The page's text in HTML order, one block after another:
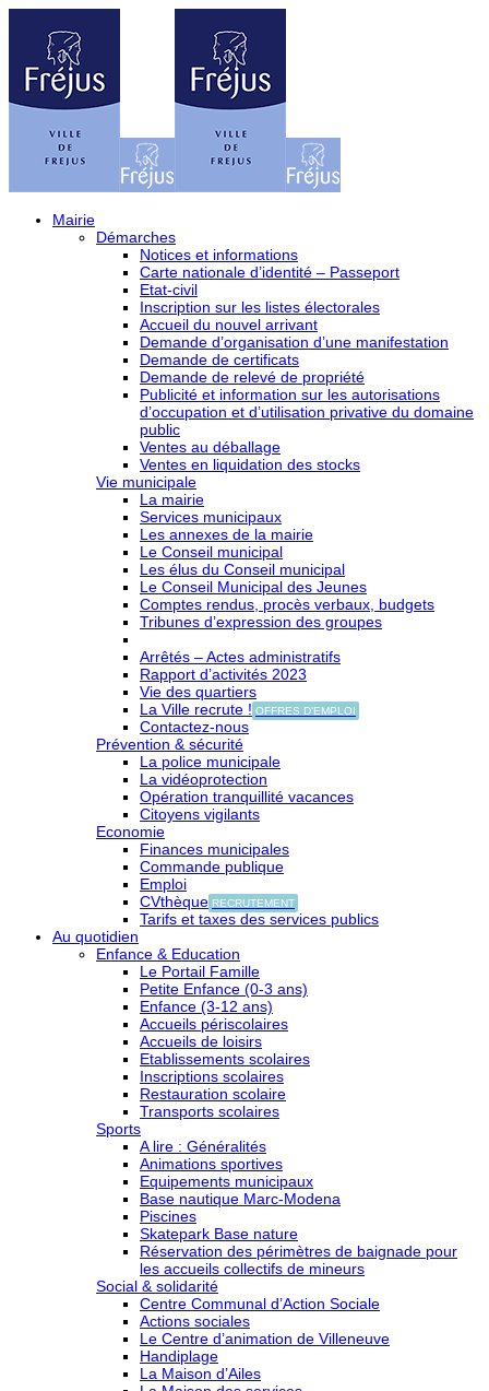
Mairie
Démarches
Notices et informations
Carte nationale d’identité – Passeport
Etat-civil
Inscription sur les listes électorales
Accueil du nouvel arrivant
Demande d’organisation d’une manifestation
Demande de certificats
Demande de relevé de propriété
Publicité et information sur les autorisations
d’occupation et d’utilisation privative du domaine
public
Ventes au déballage
Ventes en liquidation des stocks
Vie municipale
La mairie
Services municipaux
Les annexes de la mairie
Le Conseil municipal
Les élus du Conseil municipal
Le Conseil Municipal des Jeunes
Comptes rendus, procès verbaux, budgets
Tribunes d’expression des groupes
Arrêtés – Actes administratifs
Rapport d’activités 2023
Vie des quartiers
La Ville recrute ! OFFRES D'EMPLOI
Contactez-nous
Prévention & sécurité
La police municipale
La vidéoprotection
Opération tranquillité vacances
Citoyens vigilants
Economie
Finances municipales
Commande publique
Emploi
CVthèque RECRUTEMENT
Tarifs et taxes des services publics
Au quotidien
Enfance & Education
Le Portail Famille
Petite Enfance (0-3 ans)
Enfance (3-12 ans)
Accueils périscolaires
Accueils de loisirs
Etablissements scolaires
Inscriptions scolaires
Restauration scolaire
Transports scolaires
Sports
A lire : Généralités
Animations sportives
Equipements municipaux
Base nautique Marc-Modena
Piscines
Skatepark Base nature
Réservation des périmètres de baignade pour
les accueils collectifs de mineurs
Social & solidarité
Centre Communal d’Action Sociale
Actions sociales
Le Centre d’animation de Villeneuve
Handiplage
La Maison d’Ailes